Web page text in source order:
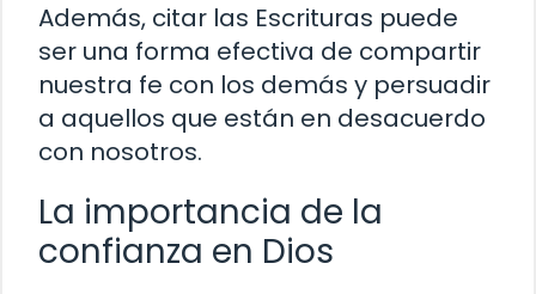
Además, citar las Escrituras puede
ser una forma efectiva de compartir
nuestra fe con los demás y persuadir
a aquellos que están en desacuerdo
con nosotros.
La importancia de la
confianza en Dios